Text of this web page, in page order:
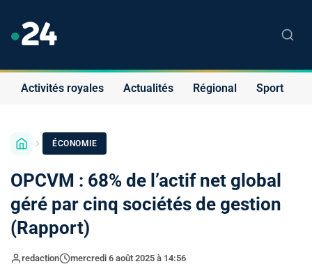
Activités royales Actualités Régional Sport
ÉCONOMIE
OPCVM : 68% de l’actif net global
géré par cinq sociétés de gestion
(Rapport)
redaction mercredi 6 août 2025 à 14:56